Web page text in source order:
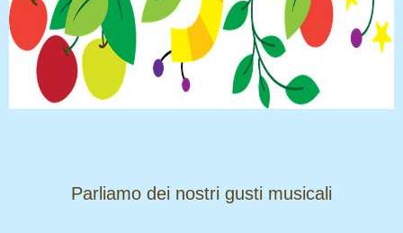
​​​​​​​Parliamo dei nostri gusti musicali